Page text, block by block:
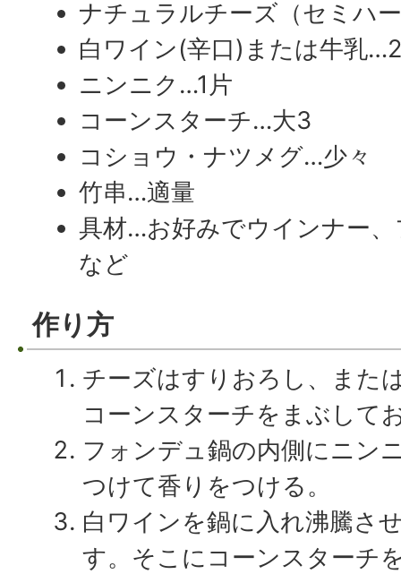
ナチュラルチーズ（セミハ
白ワイン(辛口)または牛乳
ニンニク…1片
コーンスターチ…大3
コショウ・ナツメグ…少々
竹串…適量
具材…お好みでウインナー
など
作り方
チーズはすりおろし、また
コーンスターチをまぶして
フォンデュ鍋の内側にニン
つけて香りをつける。
白ワインを鍋に入れ沸騰さ
す。そこにコーンスターチ